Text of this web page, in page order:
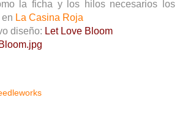
la ficha y los hilos necesarios los
La Casina Roja
diseño: Let Love Bloom